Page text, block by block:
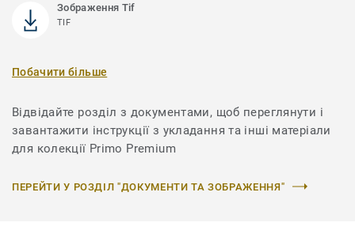
Зображення Tif
TIF
Побачити більше
Відвідайте розділ з документами, щоб переглянути і
завантажити інструкції з укладання та інші матеріали
для колекції Primo Premium
ПЕРЕЙТИ У РОЗДІЛ "ДОКУМЕНТИ ТА ЗОБРАЖЕННЯ"